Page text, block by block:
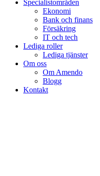
Specialistområden
Ekonomi
Bank och finans
Försäkring
IT och tech
Lediga roller
Lediga tjänster
Om oss
Om Amendo
Blogg
Kontakt